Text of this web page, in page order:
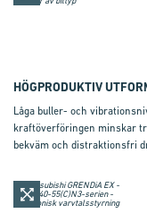
HÖGPRODUKTIV
Låga buller- och
kraftöverföringen minskar
bekväm och distraktionsfri